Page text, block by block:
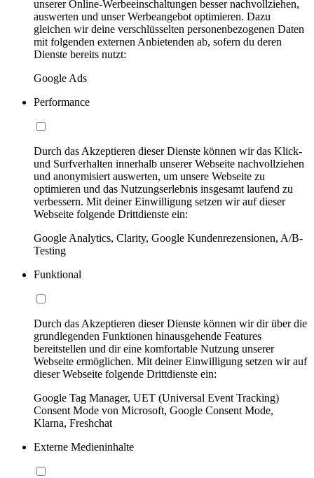
unserer Online-Werbeeinschaltungen besser nachvollziehen,
auswerten und unser Werbeangebot optimieren. Dazu
gleichen wir deine verschlüsselten personenbezogenen Daten
mit folgenden externen Anbietenden ab, sofern du deren
Dienste bereits nutzt:
Google Ads
Performance
Durch das Akzeptieren dieser Dienste können wir das Klick-
und Surfverhalten innerhalb unserer Webseite nachvollziehen
und anonymisiert auswerten, um unsere Webseite zu
optimieren und das Nutzungserlebnis insgesamt laufend zu
verbessern. Mit deiner Einwilligung setzen wir auf dieser
Webseite folgende Drittdienste ein:
Google Analytics, Clarity, Google Kundenrezensionen, A/B-
Testing
Funktional
Durch das Akzeptieren dieser Dienste können wir dir über die
grundlegenden Funktionen hinausgehende Features
bereitstellen und dir eine komfortable Nutzung unserer
Webseite ermöglichen. Mit deiner Einwilligung setzen wir auf
dieser Webseite folgende Drittdienste ein:
Google Tag Manager, UET (Universal Event Tracking)
Consent Mode von Microsoft, Google Consent Mode,
Klarna, Freshchat
Externe Medieninhalte